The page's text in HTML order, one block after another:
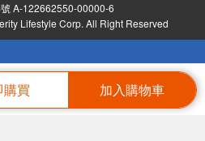
購買 加入購物車
A-122662550-00000-6
Lifestyle Corp. All Right Reserved